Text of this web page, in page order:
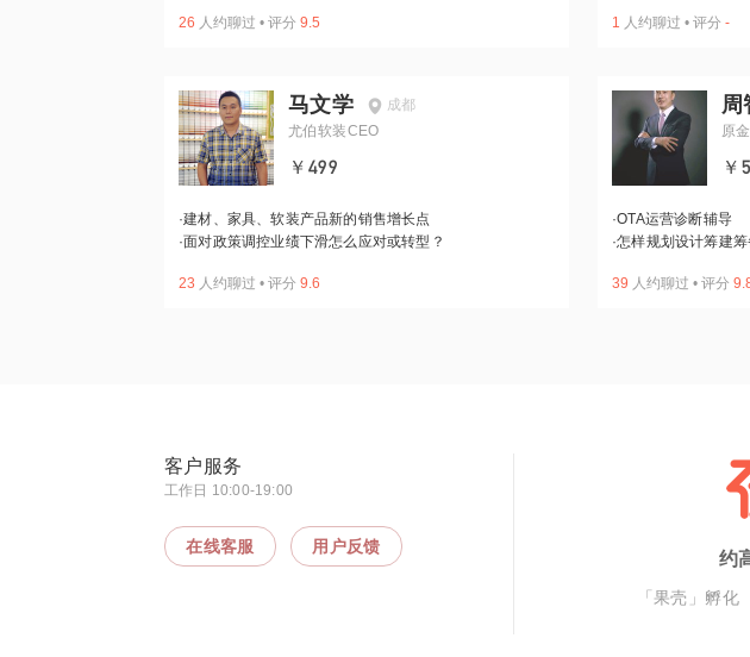
26 人约聊过 • 评分 9.5 1 人约聊过 • 评分 -
马文学
成都
尤伯软装CEO
￥499
·建材、家具、软装产品新的销售增长点
·面对政策调控业绩下滑怎么应对或转型？
23 人约聊过 • 评分 9.6
周
原
￥
·OTA运营诊断辅导
·怎样规划设计筹建
39 人约聊过 • 评分
客户服务
工作日 10:00-19:00
在线客服 用户反馈
约
「果壳」孵化